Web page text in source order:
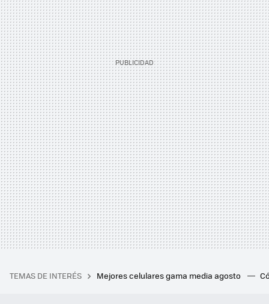
TEMAS DE INTERÉS Mejores celulares gama media agosto